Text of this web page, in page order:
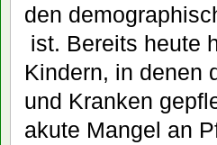
den
ist. Bereits heute
Kindern, in denen
und Kranken
akute Mangel an